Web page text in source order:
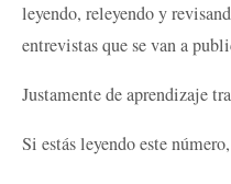
leyendo, releyendo y
entrevistas que se van a
Justamente de aprendizaje
Si estás leyendo este